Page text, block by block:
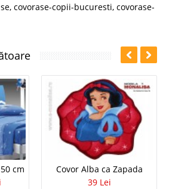
, covorase-copii-bucuresti, covorase-
cm
Covor Alba ca Zapada
39 Lei